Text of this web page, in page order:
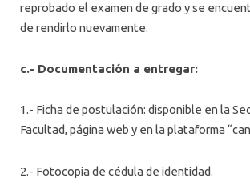
reprobado el examen de grado y se
de rendirlo nuevamente.
c.- Documentación a entregar:
1.- Ficha de postulación: disponible en la
Facultad, página web y en la plataforma
2.- Fotocopia de cédula de identidad.